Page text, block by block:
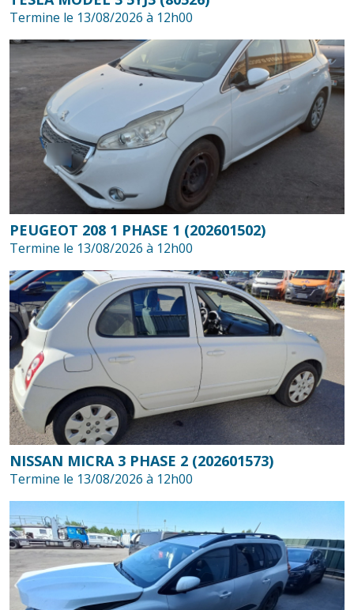
Termine le 13/08/2026 à 12h00
PEUGEOT 208 1 PHASE 1 (202601502)
Termine le 13/08/2026 à 12h00
NISSAN MICRA 3 PHASE 2 (202601573)
Termine le 13/08/2026 à 12h00